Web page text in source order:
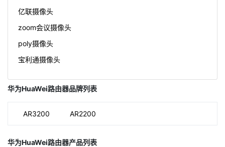
亿联摄像头
zoom会议摄像头
poly摄像头
宝利通摄像头
华为HuaWei路由器品牌列表
AR3200 AR2200
华为HuaWei路由器产品列表